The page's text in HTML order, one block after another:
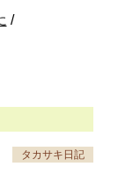
/
タカサキ日記